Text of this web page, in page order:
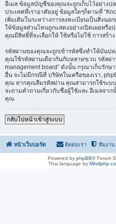
อีเมล ข้อมูลบัญชีของคุณจะถูกเก็บไว้อย่าง
ประเทศที่เราอาศัยอยู่ ข้อมูลใดๆก็ตามที่
เพิ่มเติมในระหว่างการลงทะเบียนเป็นสิ่งนอ
ให้ข้อมูลส่วนไหนถูกแสดงอย่างเปิดเผยหรื
คุณมีสิทธิ์ที่จะเลือกให้ ใช้หรือไม่ใช้ การสร้
รหัสผ่านของคุณจะถูกเข้ารหัสซึ่งทำให้มันป
คุณใช้รหัสผ่านเดียวกันกับหลายๆเวบ รหัส
management board” ดังนั้น กรุณาเก็บรัก
อื่น จะไม่มีกรณีที่ บริษัทในเครือของเรา,
คุณ หากคุณลืมรหัสผ่าน คุณสามารถใช้ระบบ
จะถามคำถามเกี่ยวกับชื่อผู้ใช้และ อีเมลจาก
คุณ
กลับไปหน้าเข้าสู่ระบบ
หน้าเว็บบอร์ด ทีมงาน
ติดต่อเรา
Powered by phpBB® Forum
Thai language by